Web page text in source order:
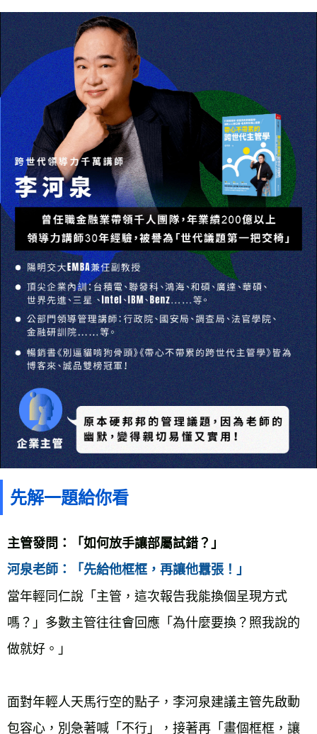
先解一題給你看
主管發問：「如何放手讓部屬試錯？」
河泉老師：「先給他框框，再讓他囂張！」
當年輕同仁說「主管，這次報告我能換個呈現方式
嗎？」多數主管往往會回應「為什麼要換？照我說的
做就好。」
面對年輕人天馬行空的點子，李河泉建議主管先啟動
包容心，別急著喊「不行」，接著再「畫個框框，讓